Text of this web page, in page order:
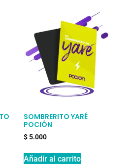
SOMBRERITO YARÉ
POCIÓN
$ 5.000
Añadir al carrito